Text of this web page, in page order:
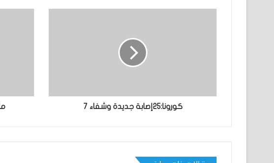
كورونا:25إصابة جديدة وشفاء 7